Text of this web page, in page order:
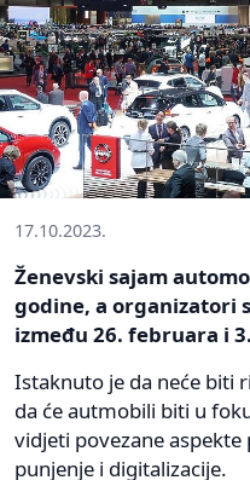
17.10.2023.
Ženevski sajam
godine, a organizatori
između 26. februara i
Istaknuto je da neće biti
da će autmobili biti u
vidjeti povezane
punjenje i digitalizacije.